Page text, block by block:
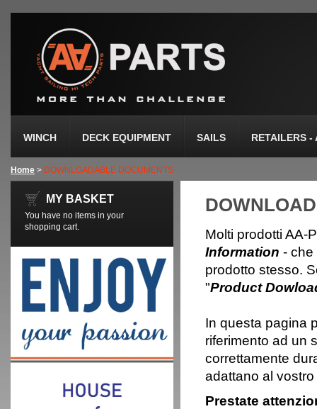
WINCH DECK EQUIPMENT SAILS RETAILERS -
Home > DOWNLOADABLE DOCUMENTS
Molti prodotti AA-
Information - che
prodotto stesso.
"Product
In questa pagina
riferimento ad un
correttamente
adattano al
Prestate
MY BASKET
You have no items in your
shopping cart.